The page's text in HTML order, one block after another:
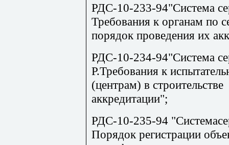
РДС-10-233-94"Система
Требования к органам по
порядок проведения их
РДС-10-234-94"Система се
Р.Требования к
(центрам) в
аккредитации";
РДС-10-235-94
Порядок регистрации